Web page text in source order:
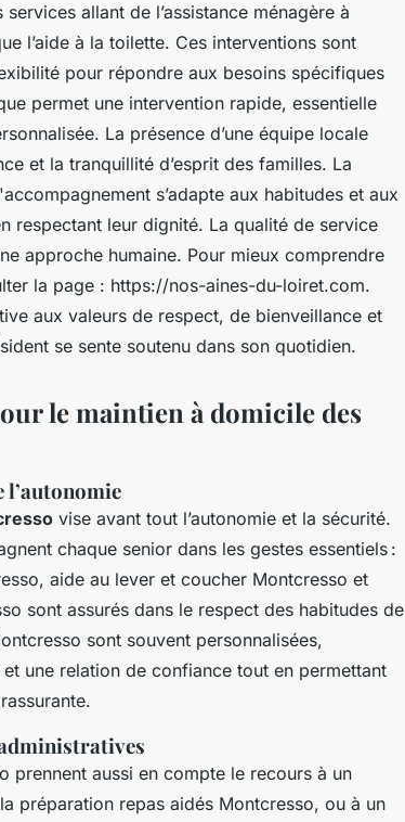
allant de l’assistance ménagère à
l’aide à la toilette. Ces interventions sont
pour répondre aux besoins spécifiques
permet une intervention rapide, essentielle
La présence d’une équipe locale
et la tranquillité d’esprit des familles. La
s’adapte aux habitudes et aux
respectant leur dignité. La qualité de service
approche humaine. Pour mieux comprendre
la page : https://nos-aines-du-loiret.com.
aux valeurs de respect, de bienveillance et
se sente soutenu dans son quotidien.
le maintien à domicile des
l’autonomie
vise avant tout l’autonomie et la sécurité.
chaque senior dans les gestes essentiels :
aide au lever et coucher Montcresso et
sont assurés dans le respect des habitudes de
sont souvent personnalisées,
une relation de confiance tout en permettant
prennent aussi en compte le recours à un
préparation repas aidés Montcresso, ou à un